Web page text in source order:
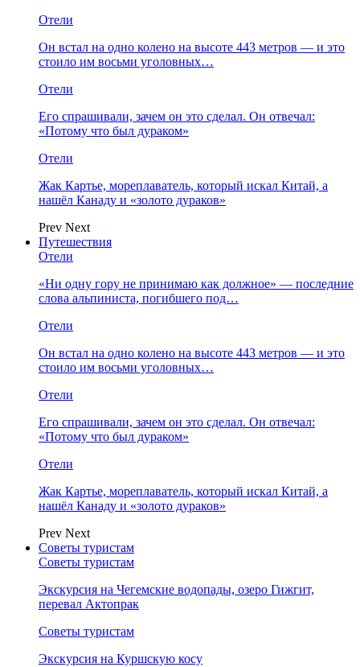
Отели
Он встал на одно колено на высоте 443 метров — и это
стоило им восьми уголовных…
Отели
Его спрашивали, зачем он это сделал. Он отвечал:
«Потому что был дураком»
Отели
Жак Картье, мореплаватель, который искал Китай, а
нашёл Канаду и «золото дураков»
Prev Next
Путешествия
Отели
«Ни одну гору не принимаю как должное» — последние
слова альпиниста, погибшего под…
Отели
Он встал на одно колено на высоте 443 метров — и это
стоило им восьми уголовных…
Отели
Его спрашивали, зачем он это сделал. Он отвечал:
«Потому что был дураком»
Отели
Жак Картье, мореплаватель, который искал Китай, а
нашёл Канаду и «золото дураков»
Prev Next
Советы туристам
Советы туристам
Экскурсия на Чегемские водопады, озеро Гижгит,
перевал Актопрак
Советы туристам
Экскурсия на Куршскую косу